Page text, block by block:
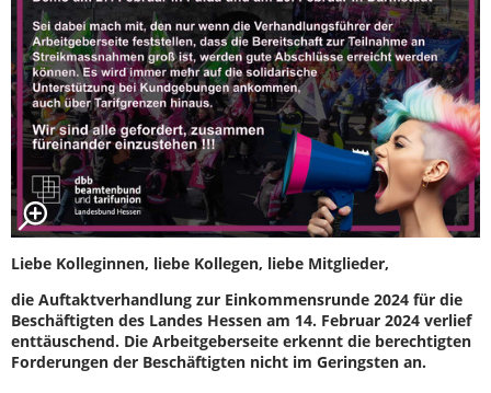
Liebe Kolleginnen, liebe Kollegen, liebe Mitglieder,
die Auftaktverhandlung zur Einkommensrunde 2024 für die
Beschäftigten des Landes Hessen am 14. Februar 2024 verlief
enttäuschend. Die Arbeitgeberseite erkennt die berechtigten
Forderungen der Beschäftigten nicht im Geringsten an.